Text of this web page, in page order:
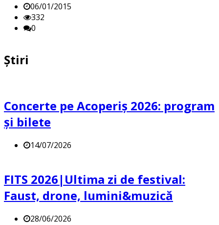
06/01/2015
332
0
Știri
Concerte pe Acoperiș 2026: program
și bilete
14/07/2026
FITS 2026|Ultima zi de festival:
Faust, drone, lumini&muzică
28/06/2026